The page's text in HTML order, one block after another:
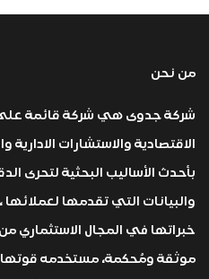
من نحن
شركة جدوى هي شركة قائمة
الاقتصادية والاستشارات
بأحدث الأساليب البحثية لتحرى
والبيانات التي تقدمها
خبراتها في المجال الاستثماري
موثقة ومُحكمة، مستخدمه